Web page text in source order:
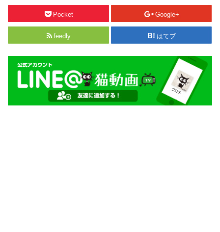
Pocket Google+
feedly はてブ